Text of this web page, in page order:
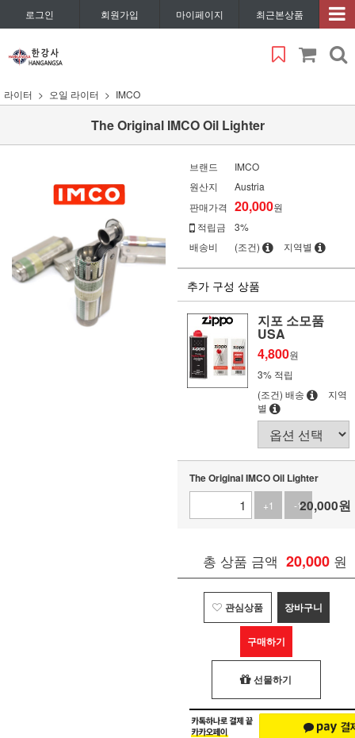
로그인 회원가입 마이페이지 최근본상품
라이터 오일 라이터 IMCO
The Original IMCO Oil Lighter
브랜드
IMCO
원산지
Austria
판매가격 20,000원
적립금
3%
배송비
(조건) 지역별
추가 구성 상품
지포 소모품
USA
4,800원
3% 적립
(조건) 배송
지역
별
The Original IMCO Oil Lighter
+1 -120,000원
총 상품 금액 20,000 원
관심상품 장바구니
구매하기
선물하기